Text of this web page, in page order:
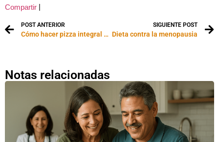
Compartir
POST ANTERIOR
Cómo hacer pizza integral saludable
SIGUIENTE POST
Dieta contra la menopausia
Notas relacionadas